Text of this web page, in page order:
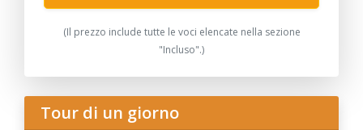
(Il prezzo include tutte le voci elencate nella sezione
"Incluso".)
Tour di un giorno